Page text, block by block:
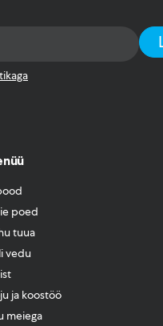
poed
tuua
vedu
ja koostöö
meiega